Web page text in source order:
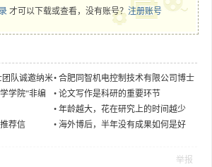
才可以下载或查看，没有账号？ 注册账号
队诚邀纳米• 合肥同智机电控制技术有限公司博士
后研究员招聘简章
学院“非编
博士后招聘
• 论文写作是科研的重要环节
• 年龄越大，花在研究上的时间越少
荐信 • 海外博后，半年没有成果如何是好
举报